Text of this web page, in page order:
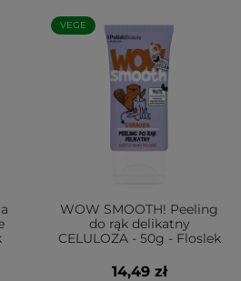
VEGE
WOW SMOOTH! Peeling
do rąk delikatny
CELULOZA - 50g - Floslek
14,49 zł